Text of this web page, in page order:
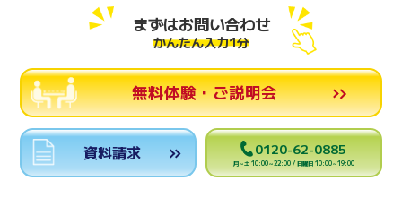
まずはお問い合わせ
かんたん入力1分
無料体験・ご説明会
資料請求 0120-62-0885
月～土 10:00～22:00 / 日曜日 10:00～19:00